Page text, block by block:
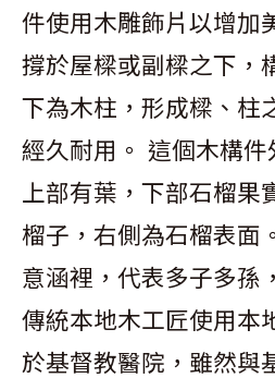
件使用木雕飾片以增加
撐於屋樑或副樑之下，
下為木柱，形成樑、柱
經久耐用。 這個木構件
上部有葉，下部石榴果
榴子，右側為石榴表面
意涵裡，代表多子多孫
傳統本地木工匠使用本
於基督教醫院，雖然與